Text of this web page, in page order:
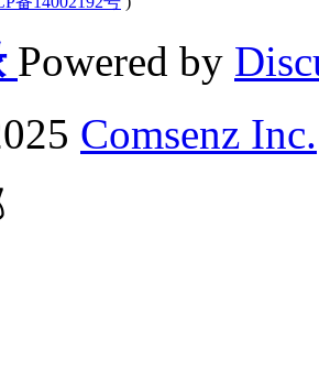
Powered by
Comsenz Inc.